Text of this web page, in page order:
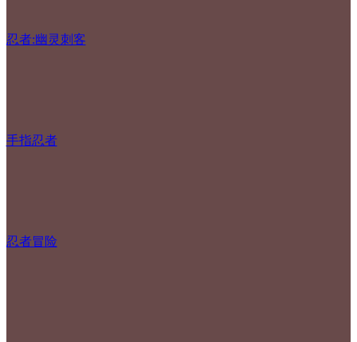
忍者:幽灵刺客
手指忍者
忍者冒险